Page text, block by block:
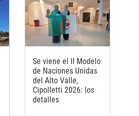
Se viene el II Modelo
de Naciones Unidas
del Alto Valle,
Cipolletti 2026: los
detalles